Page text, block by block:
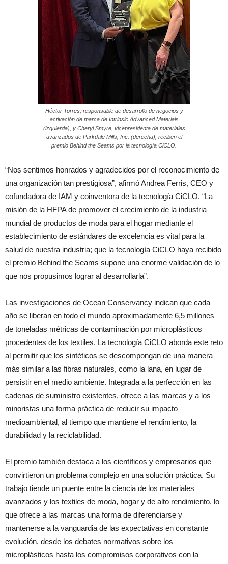
Héctor Torres, responsable de desarrollo de negocios y
activación de marca de Intrinsic Advanced Materials
(izquierda), y Cheryl Smyre, vicepresidenta de materiales
avanzados de Parkdale Mills, Inc. (derecha), reciben el
premio Behind the Seams por la tecnología CiCLO.
“Nos sentimos honrados y agradecidos por el reconocimiento de
una organización tan prestigiosa”, afirmó Andrea Ferris, CEO y
cofundadora de IAM y coinventora de la tecnología CiCLO. “La
misión de la HFPA de promover el crecimiento de la industria
mundial de productos de moda para el hogar mediante el
establecimiento de estándares de excelencia es vital para la
salud de nuestra industria; que la tecnología CiCLO haya recibido
el premio Behind the Seams supone una enorme validación de lo
que nos propusimos lograr al desarrollarla”.
Las investigaciones de Ocean Conservancy indican que cada
año se liberan en todo el mundo aproximadamente 6,5 millones
de toneladas métricas de contaminación por microplásticos
procedentes de los textiles. La tecnología CiCLO aborda este reto
al permitir que los sintéticos se descompongan de una manera
más similar a las fibras naturales, como la lana, en lugar de
persistir en el medio ambiente. Integrada a la perfección en las
cadenas de suministro existentes, ofrece a las marcas y a los
minoristas una forma práctica de reducir su impacto
medioambiental, al tiempo que mantiene el rendimiento, la
durabilidad y la reciclabilidad.
El premio también destaca a los científicos y empresarios que
convirtieron un problema complejo en una solución práctica. Su
trabajo tiende un puente entre la ciencia de los materiales
avanzados y los textiles de moda, hogar y de alto rendimiento, lo
que ofrece a las marcas una forma de diferenciarse y
mantenerse a la vanguardia de las expectativas en constante
evolución, desde los debates normativos sobre los
microplásticos hasta los compromisos corporativos con la